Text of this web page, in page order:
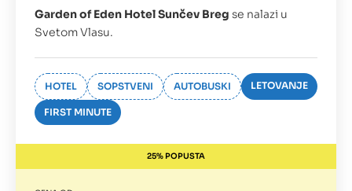
Garden of Eden Hotel Sunčev Breg se nalazi u
Svetom Vlasu.
HOTEL SOPSTVENI AUTOBUSKI LETOVANJE
FIRST MINUTE
25% POPUSTA